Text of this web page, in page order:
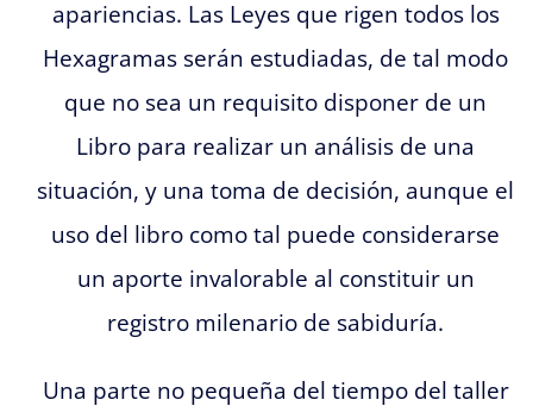
apariencias. Las Leyes que rigen todos los
Hexagramas serán estudiadas, de tal modo
que no sea un requisito disponer de un
Libro para realizar un análisis de una
situación, y una toma de decisión, aunque el
uso del libro como tal puede considerarse
un aporte invalorable al constituir un
registro milenario de sabiduría.
Una parte no pequeña del tiempo del taller